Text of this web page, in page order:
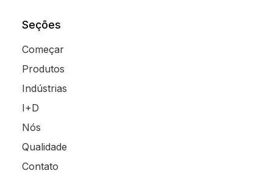
Seções
Começar
Produtos
Indústrias
I+D
Nós
Qualidade
Contato